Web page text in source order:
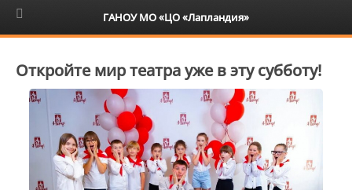
6+
Откройте мир театра уже в эту субботу!
ГАНОУ МО «ЦО «Лапландия»